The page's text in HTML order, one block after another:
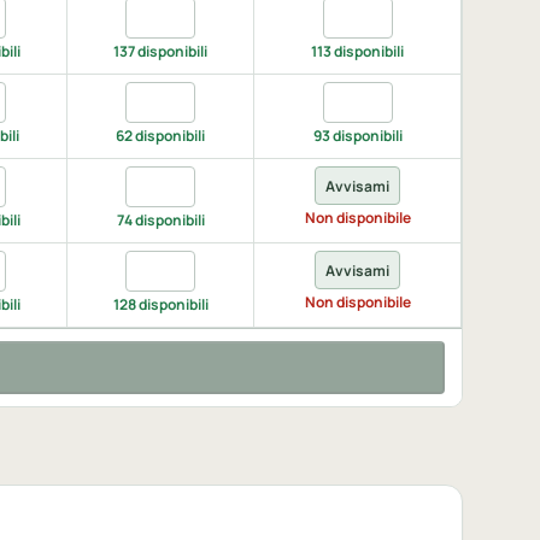
137 disponibili 113 disponibili
62 disponibili 93 disponibili
Quantita navy-black, 3XL
74 disponibili
Avvisami
Non disponibile
Quantita red/black, 3XL
128 disponibili
Avvisami
Non disponibile